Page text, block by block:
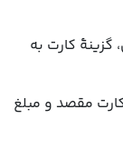
گزینۀ کارت به
مقصد و مبلغ